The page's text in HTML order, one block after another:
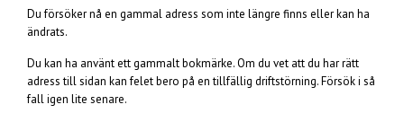
Du försöker nå en gammal adress som inte längre finns eller kan ha
ändrats.
Du kan ha använt ett gammalt bokmärke. Om du vet att du har rätt
adress till sidan kan felet bero på en tillfällig driftstörning. Försök i så
fall igen lite senare.